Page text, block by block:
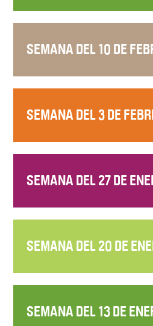
SEMANA DEL 10 DE
SEMANA DEL 3 DE
SEMANA DEL 27 DE
SEMANA DEL 20 DE
SEMANA DEL 13 DE